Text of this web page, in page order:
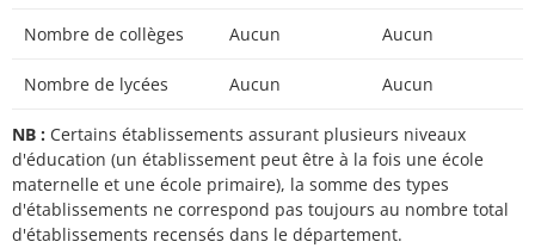
Nombre de collèges Aucun Aucun
Nombre de lycées Aucun Aucun
NB : Certains établissements assurant plusieurs niveaux
d'éducation (un établissement peut être à la fois une école
maternelle et une école primaire), la somme des types
d'établissements ne correspond pas toujours au nombre total
d'établissements recensés dans le département.